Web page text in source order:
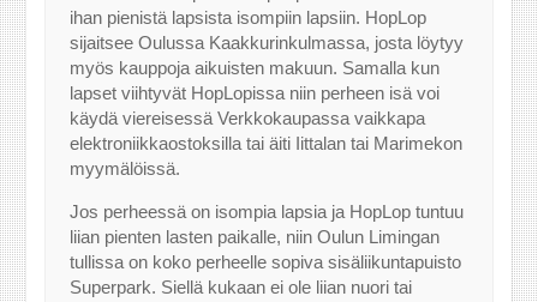
ihan pienistä lapsista isompiin lapsiin. HopLop
sijaitsee Oulussa Kaakkurinkulmassa, josta löytyy
myös kauppoja aikuisten makuun. Samalla kun
lapset viihtyvät HopLopissa niin perheen isä voi
käydä viereisessä Verkkokaupassa vaikkapa
elektroniikkaostoksilla tai äiti Iittalan tai Marimekon
myymälöissä.
Jos perheessä on isompia lapsia ja HopLop tuntuu
liian pienten lasten paikalle, niin Oulun Limingan
tullissa on koko perheelle sopiva sisäliikuntapuisto
Superpark. Siellä kukaan ei ole liian nuori tai